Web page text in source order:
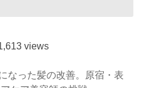
views
なった髪の改善。原宿・表